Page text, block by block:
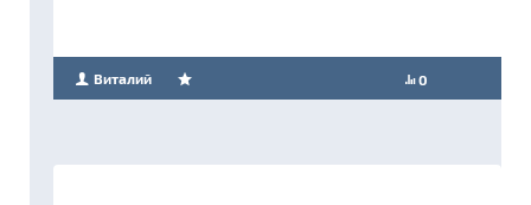
0
Виталий